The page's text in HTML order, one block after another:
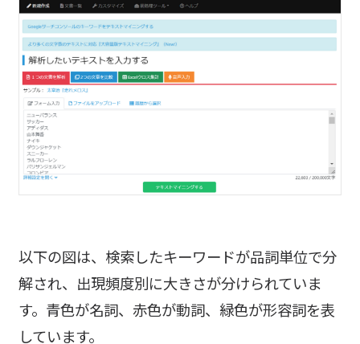
以下の図は、検索したキーワードが品詞単位で分
解され、出現頻度別に大きさが分けられていま
す。青色が名詞、赤色が動詞、緑色が形容詞を表
しています。